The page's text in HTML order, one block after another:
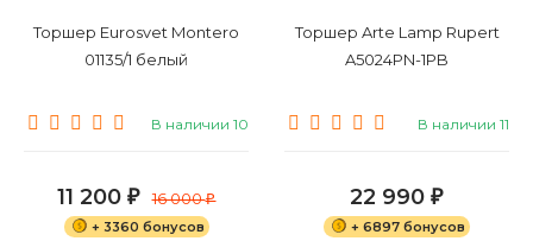
Торшер Eurosvet Montero
01135/1 белый
В наличии 10
11 200 ₽ 16 000₽
+ 3360 бонусов
Торшер Arte Lamp Rupert
A5024PN-1PB
В наличии 11
22 990 ₽
+ 6897 бонусов